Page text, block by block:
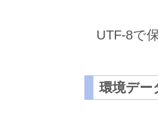
UTF-8で
環境デー